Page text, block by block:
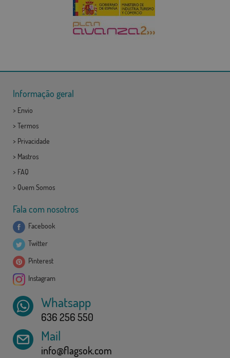
Informação geral
> Envio
> Termos
> Privacidade
> Mastros
> FAQ
> Quem Somos
Fala com nosotros
Facebook
Twitter
Pinterest
Instagram
Whatsapp
636 256 550
Mail
info@flagsok.com